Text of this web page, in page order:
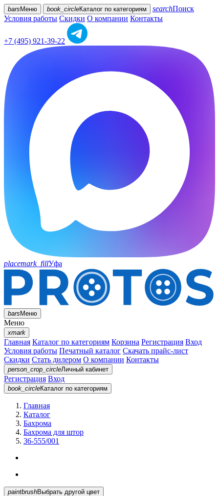
bars Меню book_circleКаталог по категориям searchПоиск
Условия работы Скидки О компании Контакты
+7 (495) 921-39-22
placemark_fillУфа
barsМеню
Меню
xmark
Главная Каталог по категориям Корзина Регистрация Вход
Условия работы Печатный каталог Скачать прайс-лист
Скидки Стать дилером О компании Контакты
person_crop_circleЛичный кабинет
Регистрация Вход
book_circleКаталог по категориям
Главная
Каталог
Бахрома
Бахрома для штор
36-555/001
paintbrush Выбрать другой цвет